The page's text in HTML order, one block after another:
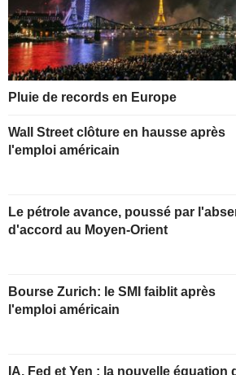
Pluie de records en Europe
Wall Street clôture en hausse après
l'emploi américain
Le pétrole avance, poussé par
d'accord au Moyen-Orient
Bourse Zurich: le SMI faiblit après
l'emploi américain
IA, Fed et Yen : la nouvelle équation